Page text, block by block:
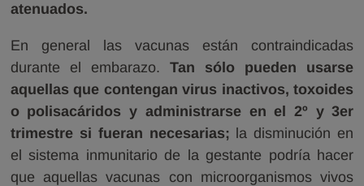
atenuados.
En general las vacunas están contraindicadas
durante el embarazo. Tan sólo pueden usarse
aquellas que contengan virus inactivos, toxoides
o polisacáridos y administrarse en el 2º y 3er
trimestre si fueran necesarias; la disminución en
el sistema inmunitario de la gestante podría hacer
que aquellas vacunas con microorganismos vivos